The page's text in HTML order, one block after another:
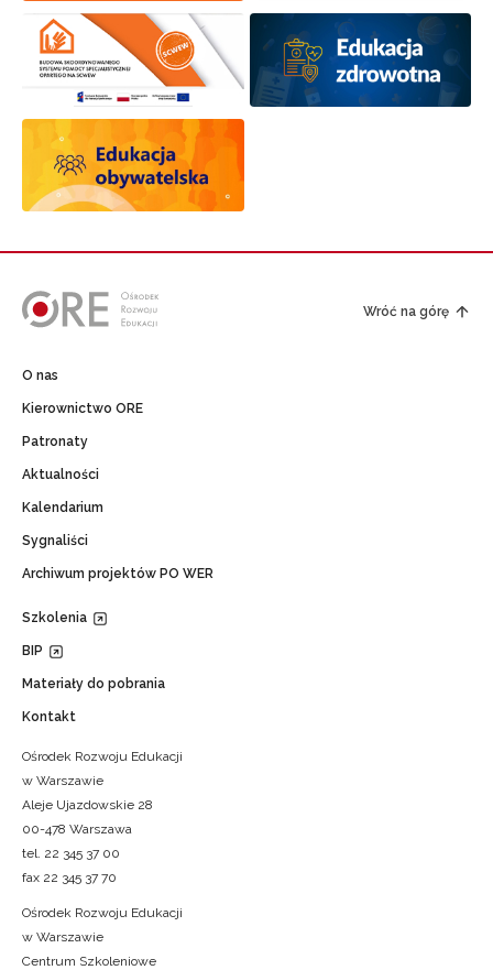
Wróć na górę
O nas
Kierownictwo ORE
Patronaty
Aktualności
Kalendarium
Sygnaliści
Archiwum projektów PO WER
Szkolenia
BIP
Materiały do pobrania
Kontakt
Ośrodek Rozwoju Edukacji
w Warszawie
Aleje Ujazdowskie 28
00-478 Warszawa
tel. 22 345 37 00
fax 22 345 37 70
Ośrodek Rozwoju Edukacji
w Warszawie
Centrum Szkoleniowe